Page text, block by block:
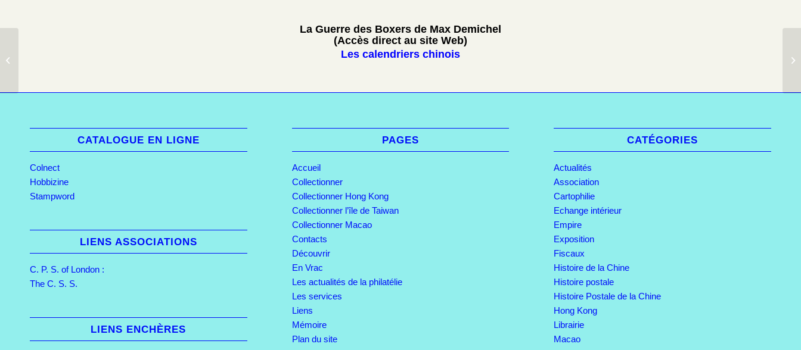
La Guerre des Boxers de Max Demichel
(Accès direct au site Web)
Les calendriers chinois
CATALOGUE EN LIGNE
Colnect
Hobbizine
Stampword
LIENS ASSOCIATIONS
C. P. S. of London :
The C. S. S.
LIENS ENCHÈRES
PAGES
Accueil
Collectionner
Collectionner Hong Kong
Collectionner l’île de Taiwan
Collectionner Macao
Contacts
Découvrir
En Vrac
Les actualités de la philatélie
Les services
Liens
Mémoire
Plan du site
CATÉGORIES
Actualités
Association
Cartophilie
Echange intérieur
Empire
Exposition
Fiscaux
Histoire de la Chine
Histoire postale
Histoire Postale de la Chine
Hong Kong
Librairie
Macao